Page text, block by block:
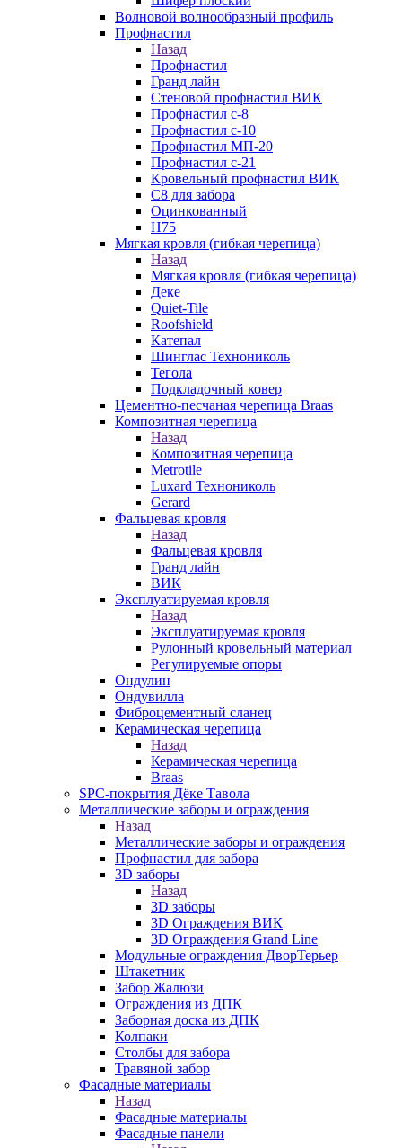
Волновой волнообразный профиль
Профнастил
Назад
Профнастил
Гранд лайн
Стеновой профнастил ВИК
Профнастил с-8
Профнастил с-10
Профнастил МП-20
Профнастил с-21
Кровельный профнастил ВИК
С8 для забора
Оцинкованный
Н75
Мягкая кровля (гибкая черепица)
Назад
Мягкая кровля (гибкая черепица)
Деке
Quiet-Tile
Roofshield
Катепал
Шинглас Технониколь
Тегола
Подкладочный ковер
Цементно-песчаная черепица Braas
Композитная черепица
Назад
Композитная черепица
Metrotile
Luxard Технониколь
Gerard
Фальцевая кровля
Назад
Фальцевая кровля
Гранд лайн
ВИК
Эксплуатируемая кровля
Назад
Эксплуатируемая кровля
Рулонный кровельный материал
Регулируемые опоры
Ондулин
Ондувилла
Фиброцементный сланец
Керамическая черепица
Назад
Керамическая черепица
Braas
SPC-покрытия Дёке Тавола
Металлические заборы и ограждения
Назад
Металлические заборы и ограждения
Профнастил для забора
3D заборы
Назад
3D заборы
3D Ограждения ВИК
3D Ограждения Grand Line
Модульные ограждения ДворТерьер
Штакетник
Забор Жалюзи
Ограждения из ДПК
Заборная доска из ДПК
Колпаки
Столбы для забора
Травяной забор
Фасадные материалы
Назад
Фасадные материалы
Фасадные панели